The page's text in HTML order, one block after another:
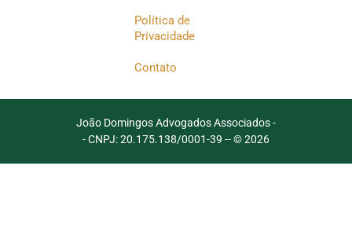
Política de
Privacidade
Contato
João Domingos Advogados Associados -
- CNPJ: 20.175.138/0001-39 -- © 2026